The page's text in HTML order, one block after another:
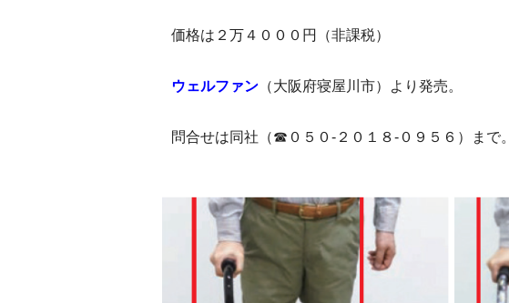
価格は２万４０００円（非課税）
ウェルファン （大阪府寝屋川市）より発売。
問合せは同社（☎０５０-２０１８-０９５６）まで。